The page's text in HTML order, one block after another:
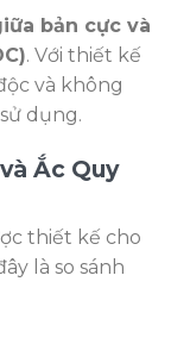
bản cực và
. Với thiết kế
và không
dụng.
Ắc Quy
thiết kế cho
là so sánh